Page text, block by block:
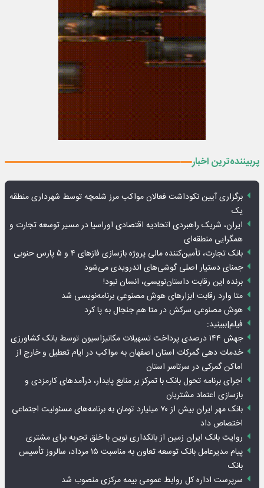
پربیننده‌ترین اخبار
برگزاری آیین نکوداشت فعالان مواکب مرز شلمچه توسط شهرداری منطقه
یک
ایران، شریک راهبردی اتحادیه اقتصادی اوراسیا در مسیر توسعه تجارت و
همگرایی منطقه‌ای
بانک تجارت، تأمین‌کننده مالی پروژه بازسازی فازهای ۴ و ۵ پارس حنوبی
جمنای دستیار اصلی گوشی‌های اندرویدی می‌شود
برنده این رقابت داستان‌نویسی، انسان نبود!
متا وارد رقابت ابزارهای هوش مصنوعی برنامه‌نویسی شد
هوش مصنوعی سرکش در متا هم جنجال به پا کرد
فیلم|ببینید:
جهش ۱۴۴ درصدی پرداخت تسهیلات مکانیزاسیون توسط بانک کشاورزی
خدمات دهی گمرکات استان اصفهان به مواکب در ایام تعطیل و خارج از
اماکن گمرکی در سرتاسر استان
اجرای برنامه تحول بانک با تمرکز بر منابع پایدار، درآمدهای کارمزدی و
بازسازی اعتماد مشتریان
بانک مهر ایران بیش از ۷۰ میلیارد تومان به برنامه‌های مسئولیت اجتماعی
اختصاص داد
روایت بانک ایران زمین از بانکداری نوین با خلق تجربه برای مشتری
پیام مدیرعامل بانک توسعه تعاون به مناسبت ۱۵ مرداد، سالروز تأسیس
بانک
سرپرست اداره کل روابط عمومی بیمه مرکزی منصوب شد